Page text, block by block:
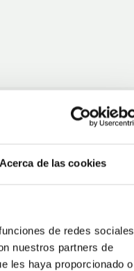
Acerca de las cookies
de redes sociales
nuestros partners de
les haya proporcionado o
14
2026